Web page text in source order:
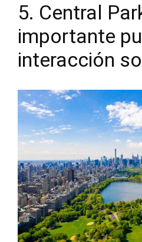
5. Central
importante
interacción